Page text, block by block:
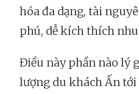
hóa đa dạng, tài
phú, dễ kích thích
Điều này phần nào lý
lượng du khách Ấn